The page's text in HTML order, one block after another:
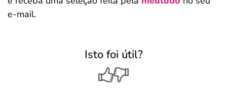
e-mail.
Isto foi útil?